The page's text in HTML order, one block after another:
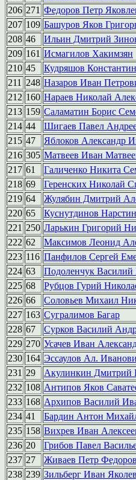
206 271 Федоров Петр
207 109 Башуров Яков
208 46 Ильин Дмитрий
209 161 Исмагилов Хакимзян
210 45 Кудряшов
211
248 Назаров Иван
212 160 Нараев Николай
213 159 Саламатин Борис
214 44 Шигаев Павел
215 47 Яблоков Александр
216 305 Матвеев Иван
217 61 Галиченко Никита
218 69 Геренских Николай
219 64 Жулябин Дмитрий
220 65 Куснутдинов Нарстин
221 250 Ларькин Григорий
222 62 Максимов Леонид
223 116 Панфилов Сергей
224 63 Подоленчук
225 68 Рубцов Гурий
226 66 Соловьев Михаил
227 163 Сугралимов Багар
228 67 Сурков Василий
229 270 Усачев Иван
230 164 Эссаулов Ал.
231 29 Акулинкин Дмитрий
232 108 Антипов Яков
233 168 Архипов Василий
234 41 Бардин Антон
235 158 Вихрев Иван
236 20 Грибов Павел
237 27 Живаев Петр
238 239 Зильберг Иван